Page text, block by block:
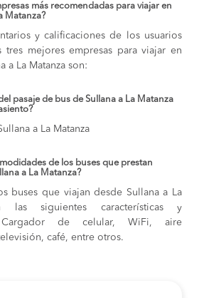
más recomendadas para viajar en
Matanza?
y calificaciones de los usuarios
tres mejores empresas para viajar en
a La Matanza son:
pasaje de bus de Sullana a La Matanza
a La Matanza
de los buses que prestan
a La Matanza?
buses que viajan desde Sullana a La
las siguientes características y
Cargador de celular, WiFi, aire
café, entre otros.